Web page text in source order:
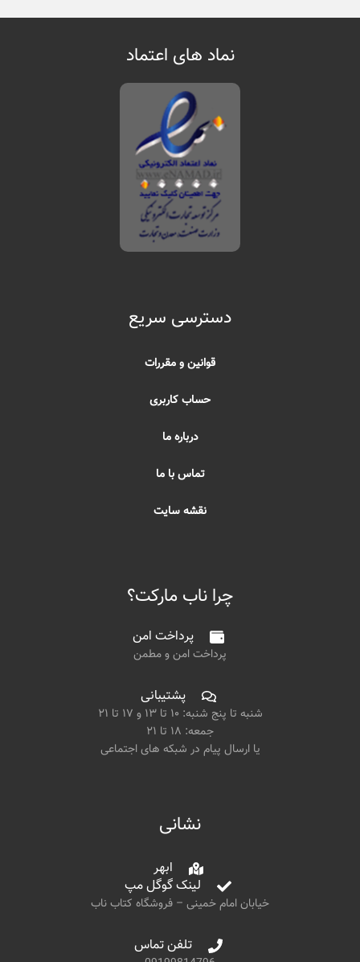
نماد های اعتماد
دسترسی سریع
قوانین و مقررات
حساب کاربری
درباره ما
تماس با ما
نقشه سایت
چرا ناب مارکت؟
پرداخت امن
پرداخت امن و مطمن
پشتیبانی
شنبه تا پنج شنبه: ۱۰ تا ۱۳ و ۱۷ تا ۲۱
جمعه: ۱۸ تا ۲۱
یا ارسال پیام در شبکه های اجتماعی
نشانی
ابهر
لینک گوگل مپ
خیابان امام خمینی – فروشگاه کتاب ناب
تلفن تماس